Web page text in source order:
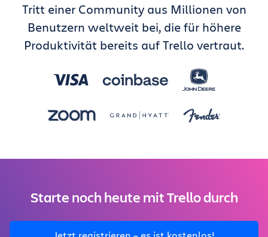
Tritt einer Community aus Millionen von
Benutzern weltweit bei, die für höhere
Produktivität bereits auf Trello vertraut.
Starte noch heute mit Trello durch